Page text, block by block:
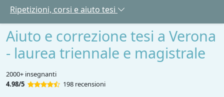
Ripetizioni, corsi e aiuto tesi
Aiuto e correzione tesi a Verona
- laurea triennale e magistrale
2000+ insegnanti
4.98/5
198 recensioni